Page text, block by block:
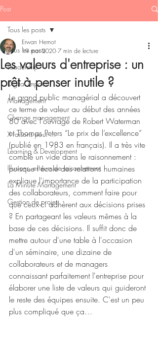
Post
Tous les posts
Leadership
Digital impact
Management
Change management
X raisons pour ...
Learning & Development
Illusions, erreurs de raisonnement
La Minute Management
Gestion de projet
Tous les posts
Les valeurs d'entreprise : un
prêt à penser inutile ?
Erwan Hernot
19 mai 2020 7 min de lecture
Le grand public managérial a découvert
ce terme de valeur au début des années
80 avec l'ouvrage de Robert Waterman
et Thomas Peters “Le prix de l’excellence”
(publié en 1983 en français). Il a très vite
comblé un vide dans le raisonnement :
puisque l'école des relations humaines
explique l'importance de la participation
des collaborateurs, comment faire pour
que ceux-ci adhèrent aux décisions prises
? En partageant les valeurs mêmes à la
base de ces décisions. Il suffit donc de
mettre autour d'une table à l'occasion
d'un séminaire, une dizaine de
collaborateurs et de managers
connaissant parfaitement l'entreprise pour
élaborer une liste de valeurs qui guideront
le reste des équipes ensuite. C'est un peu
plus compliqué que ça…